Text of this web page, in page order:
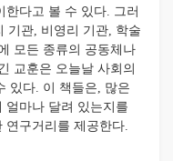
한다고 볼 수 있다. 그러
기관, 비영리 기관, 학술
모든 종류의 공동체나
교훈은 오늘날 사회의
있다. 이 책들은, 많은
얼마나 달려 있는지를
연구거리를 제공한다.